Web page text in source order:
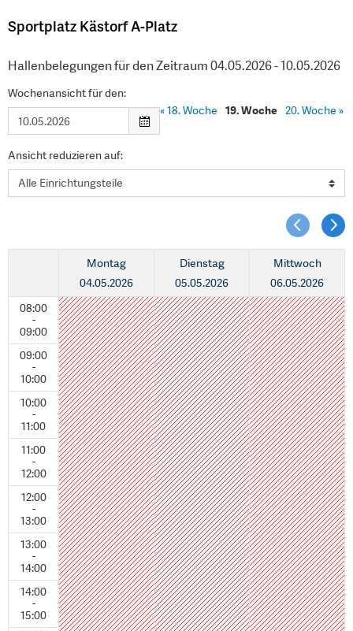
Sportplatz Kästorf A-Platz
Hallenbelegungen für den Zeitraum 04.05.2026 - 10.05.2026
Wochenansicht für den:
«18. Woche 19. Woche 20. Woche »
Ansicht reduzieren auf:
08:00
-
09:00
09:00
-
10:00
10:00
-
11:00
11:00
-
12:00
12:00
-
13:00
13:00
-
14:00
14:00
-
15:00
Montag
04.05.2026
Dienstag
05.05.2026
Mittwoch
06.05.2026